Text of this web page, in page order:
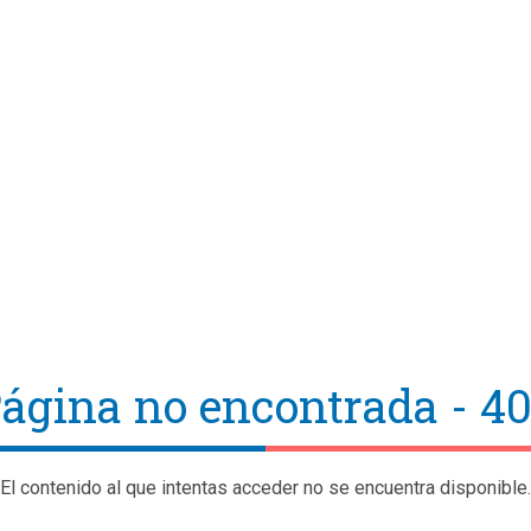
no encontrada -
El contenido al que intentas acceder no se encuentra disponible.